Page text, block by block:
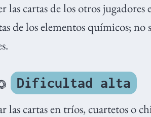
cartas de los otros jugadores
de los elementos químicos; no
Dificultad alta
las cartas en tríos, cuartetos o